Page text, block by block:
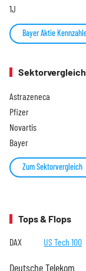
1J
Bayer Aktie
Sektorvergleich
Astrazeneca
Pfizer
Novartis
Bayer
Zum Sektorvergleich
Tops & Flops
DAX US Tech 100
Deutsche Telekom